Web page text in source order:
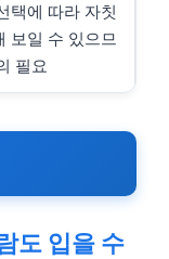
택에 따라 자칫
보일 수 있으므
필요
도 입을 수